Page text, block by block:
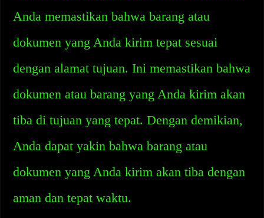
Anda memastikan bahwa barang atau
dokumen yang Anda kirim tepat sesuai
dengan alamat tujuan. Ini memastikan bahwa
dokumen atau barang yang Anda kirim akan
tiba di tujuan yang tepat. Dengan demikian,
Anda dapat yakin bahwa barang atau
dokumen yang Anda kirim akan tiba dengan
aman dan tepat waktu.